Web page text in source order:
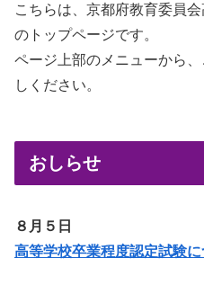
こちらは、京都府教育委員
のトップページです。
ページ上部のメニューから
しください。
おしらせ
８月５日
高等学校卒業程度認定試験に